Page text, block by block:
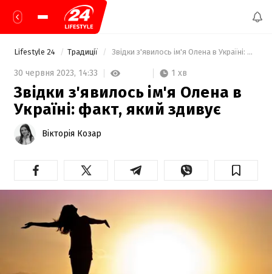
Lifestyle 24 Традиції Звідки з'явилось ім'я Олена в Україні: факт, який здивує
30 червня 2023, 14:33 1 хв
Звідки з'явилось ім'я Олена в
Україні: факт, який здивує
Вікторія Козар